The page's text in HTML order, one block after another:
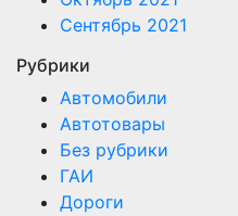
Сентябрь 2021
Рубрики
Автомобили
Автотовары
Без рубрики
ГАИ
Дороги